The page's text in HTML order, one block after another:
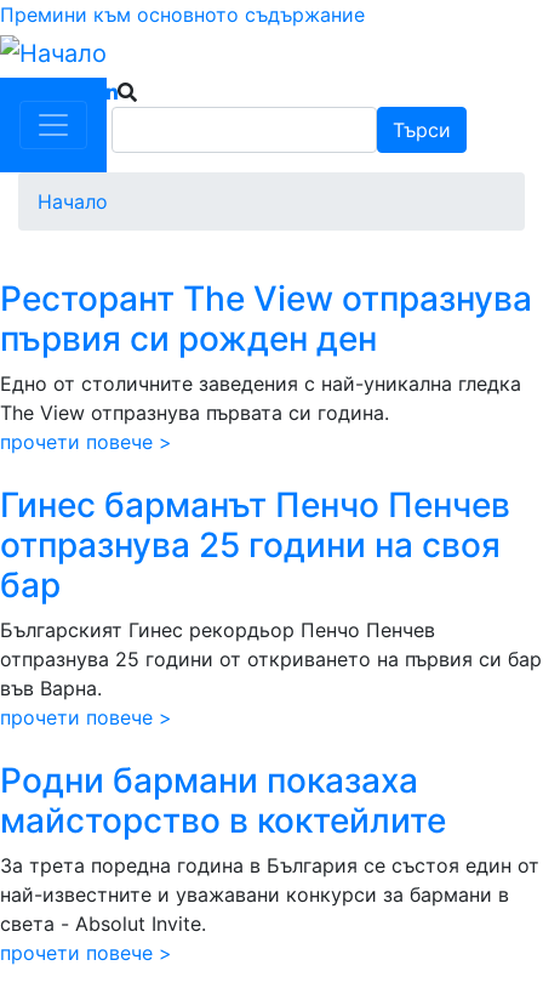
Премини към основното съдържание
Търси
Начало
Ресторант The View отпразнува
първия си рожден ден
Едно от столичните заведения с най-уникална гледка
The View отпразнува първата си година.
прочети повече >
Гинес барманът Пенчо Пенчев
отпразнува 25 години на своя
бар
Българският Гинес рекордьор Пенчо Пенчев
отпразнува 25 години от откриването на първия си бар
във Варна.
прочети повече >
Родни бармани показаха
майсторство в коктейлите
За трета поредна година в България се състоя един от
най-известните и уважавани конкурси за бармани в
света - Absolut Invite.
прочети повече >